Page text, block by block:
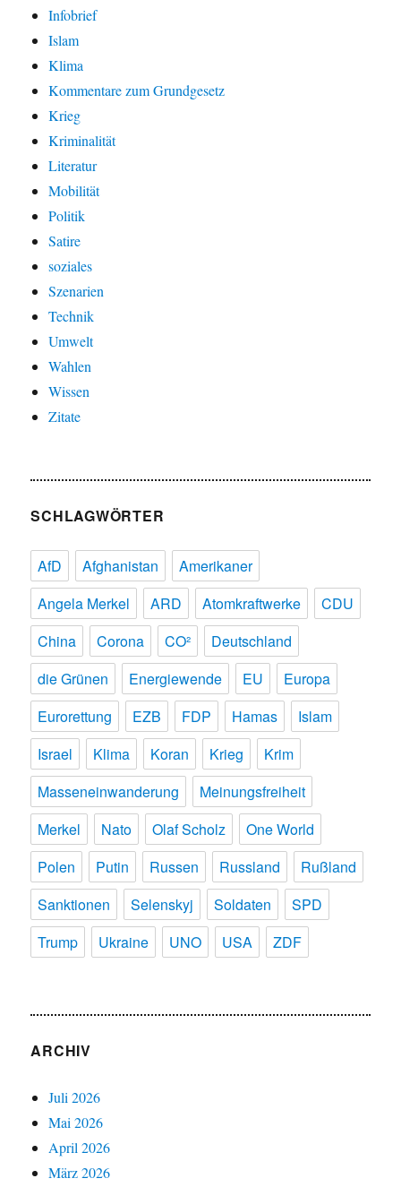
Infobrief
Islam
Klima
Kommentare zum Grundgesetz
Krieg
Kriminalität
Literatur
Mobilität
Politik
Satire
soziales
Szenarien
Technik
Umwelt
Wahlen
Wissen
Zitate
SCHLAGWÖRTER
AfD Afghanistan
Amerikaner
Angela Merkel
ARD Atomkraftwerke
CDU
China
Corona CO²
Deutschland
die Grünen
Energiewende EU
Europa
Eurorettung
EZB FDP Hamas
Islam
Israel
Klima Koran Krieg
Krim
Masseneinwanderung
Meinungsfreiheit
Merkel
Nato Olaf Scholz
One World
Polen
Putin Russen Russland
Rußland
Sanktionen
Selenskyj Soldaten
SPD
Trump
Ukraine UNO USA ZDF
ARCHIV
Juli 2026
Mai 2026
April 2026
März 2026